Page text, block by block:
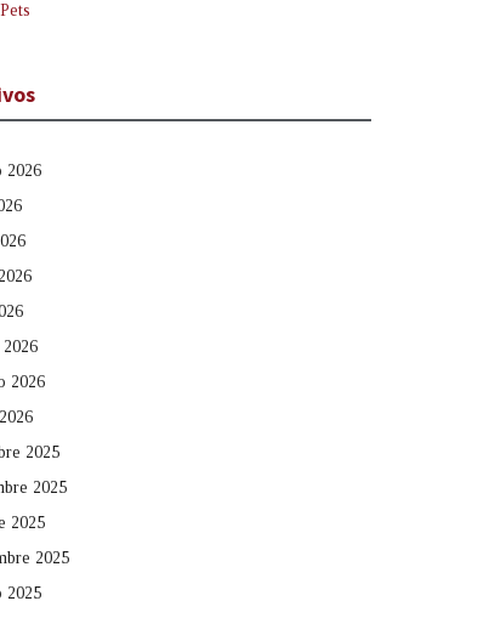
2026
2026
2025
2025
2025
2025
2025